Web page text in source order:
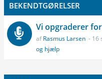
BEKENDTGØRELSER
Vi opgraderer
afRasmus Larsen - 16
og hjælp